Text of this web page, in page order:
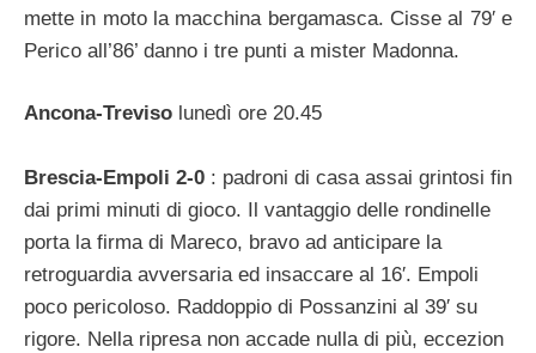
mette in moto la macchina bergamasca. Cisse al 79′ e
Perico all’86’ danno i tre punti a mister Madonna.
Ancona-Treviso lunedì ore 20.45
Brescia-Empoli 2-0 : padroni di casa assai grintosi fin
dai primi minuti di gioco. Il vantaggio delle rondinelle
porta la firma di Mareco, bravo ad anticipare la
retroguardia avversaria ed insaccare al 16′. Empoli
poco pericoloso. Raddoppio di Possanzini al 39′ su
rigore. Nella ripresa non accade nulla di più, eccezion